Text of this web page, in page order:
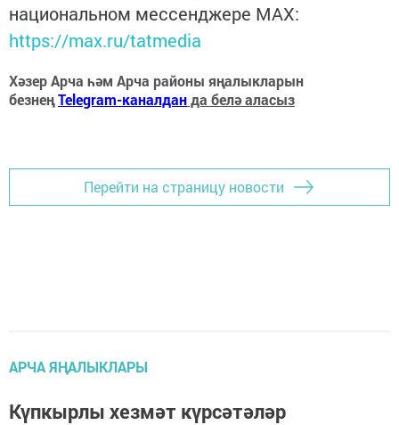
национальном мессенджере MАХ:
https://max.ru/tatmedia
Хәзер Арча һәм Арча районы яңалыкларын
безнеңTelegram-каналданда белә аласыз
Перейти на страницу новости
АРЧА ЯҢАЛЫКЛАРЫ
Күпкырлы хезмәт күрсәтәләр